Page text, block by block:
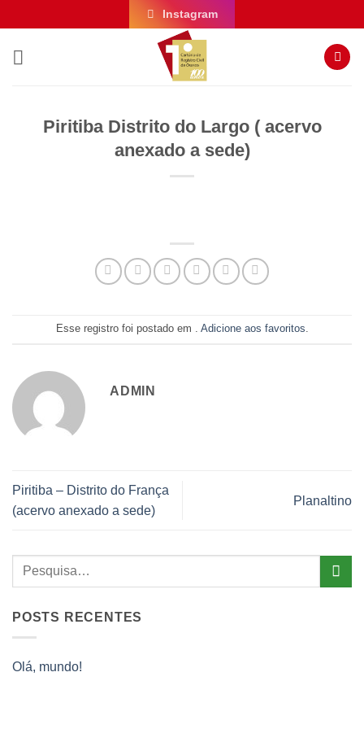
to
content
Instagram
Piritiba Distrito do Largo ( acervo
anexado a sede)
Esse registro foi postado em . Adicione aos favoritos.
ADMIN
Piritiba – Distrito do França
(acervo anexado a sede)
Planaltino
POSTS RECENTES
Olá, mundo!